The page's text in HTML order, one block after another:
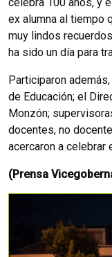
ex alumna al tiempo
muy lindos
ha sido un día para
Participaron
de Educación; el
Monzón;
docentes, no
acercaron a celebrar
(Prensa